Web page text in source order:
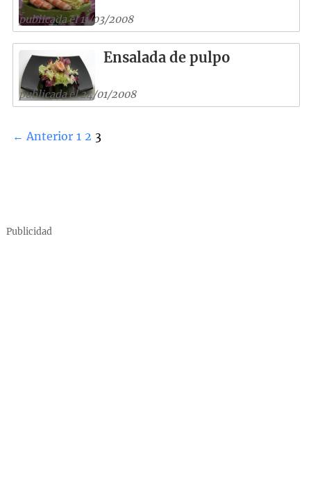
publicada el 11/03/2008
Ensalada de pulpo
publicada el 24/01/2008
← Anterior 1 2 3
Publicidad